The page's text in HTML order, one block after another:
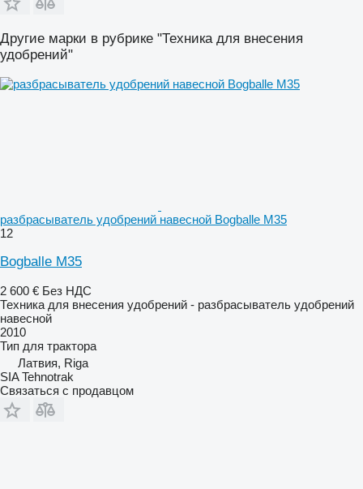
Другие марки в рубрике "Техника для внесения
удобрений"
разбрасыватель удобрений навесной Bogballe M35
12
Bogballe M35
2 600 € Без НДС
Техника для внесения удобрений - разбрасыватель удобрений
навесной
2010
Тип для трактора
Латвия, Riga
SIA Tehnotrak
Связаться с продавцом